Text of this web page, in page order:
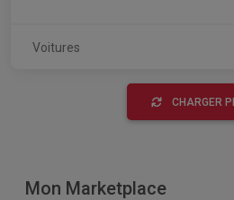
Voitures
CHARGER
Mon Marketplace